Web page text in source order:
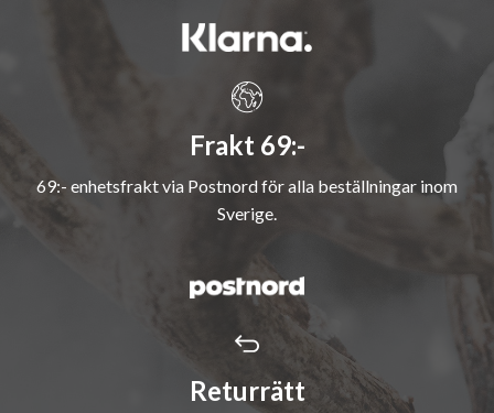
Frakt 69:-
69:- enhetsfrakt via Postnord för alla beställningar inom
Sverige.
Returrätt